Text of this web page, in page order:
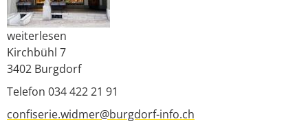
weiterlesen
Kirchbühl 7
3402 Burgdorf
Telefon 034 422 21 91
confiserie.widmer@burgdorf-info.ch